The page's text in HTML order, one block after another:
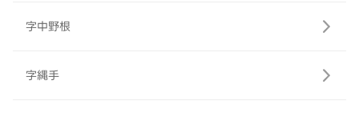
字中野根
字縄手